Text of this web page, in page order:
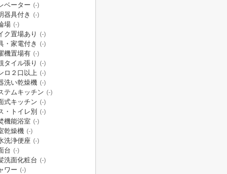
ベーター (-)
器具付き (-)
場 (-)
ク置場あり (-)
・家電付き (-)
機置場有 (-)
タイル張り (-)
ロ２口以上 (-)
洗い乾燥機 (-)
テムキッチン (-)
式キッチン (-)
・トイレ別 (-)
機能浴室 (-)
乾燥機 (-)
洗浄便座 (-)
台 (-)
洗面化粧台 (-)
ワー (-)